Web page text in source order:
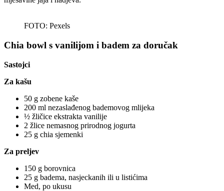
FOTO: Pexels
Chia bowl s vanilijom i badem za doručak
Sastojci
Za kašu
50 g zobene kaše
200 ml nezaslađenog bademovog mlijeka
½ žličice ekstrakta vanilije
2 žlice nemasnog prirodnog jogurta
25 g chia sjemenki
Za preljev
150 g borovnica
25 g badema, nasjeckanih ili u listićima
Med, po ukusu